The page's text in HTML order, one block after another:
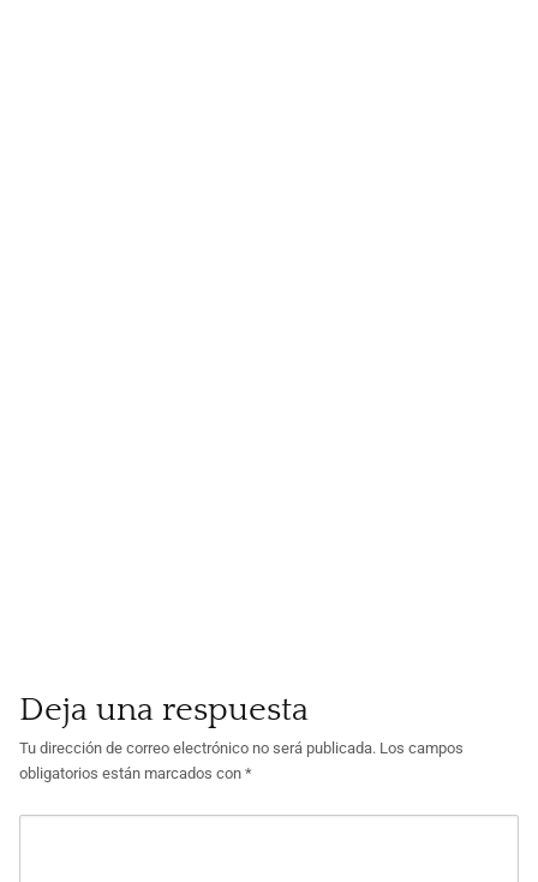
Deja una respuesta
Tu dirección de correo electrónico no será publicada. Los campos
obligatorios están marcados con *